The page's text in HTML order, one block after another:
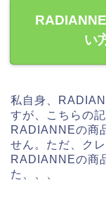
い
私自身、
すが、こちらの
RADIANNEの商
せん。ただ、ク
RADIANNEの商
た、、、